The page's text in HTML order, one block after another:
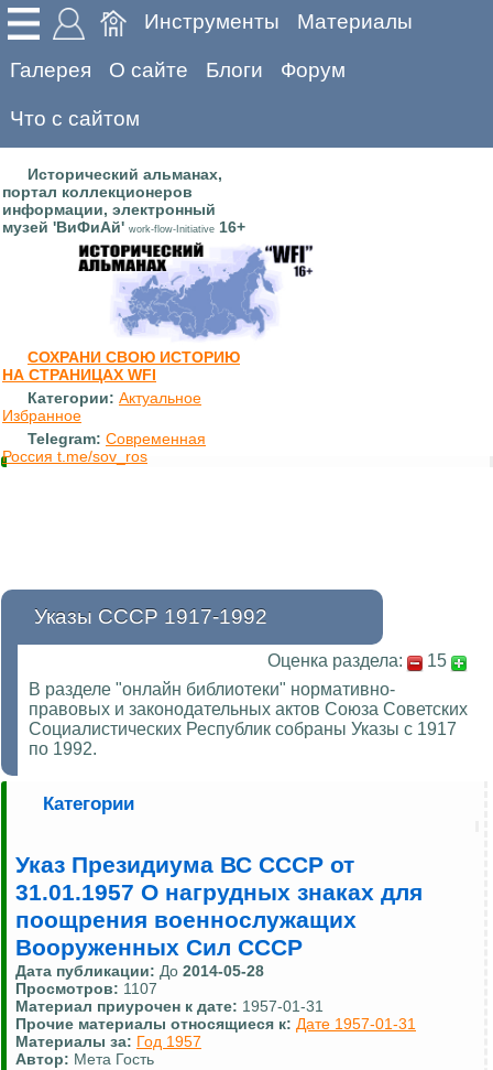
Инструменты Материалы
Галерея О сайте Блоги Форум
Что с сайтом
Исторический альманах,
портал коллекционеров
информации, электронный
музей 'ВиФиАй' work-flow-Initiative 16+
СОХРАНИ СВОЮ ИСТОРИЮ
НА СТРАНИЦАХ WFI
Категории: Актуальное
Избранное
Telegram: Современная
Россия t.me/sov_ros
Указы СССР 1917-1992
Оценка раздела:
15
В разделе "онлайн библиотеки" нормативно-
правовых и законодательных актов Союза Советских
Социалистических Республик собраны Указы с 1917
по 1992.
Категории
Указ Президиума ВС СССР от
31.01.1957 О нагрудных знаках для
поощрения военнослужащих
Вооруженных Сил СССР
Дата публикации: До 2014-05-28
Просмотров: 1107
Материал приурочен к дате: 1957-01-31
Прочие материалы относящиеся к: Дате 1957-01-31
Материалы за: Год 1957
Автор: Мета Гость